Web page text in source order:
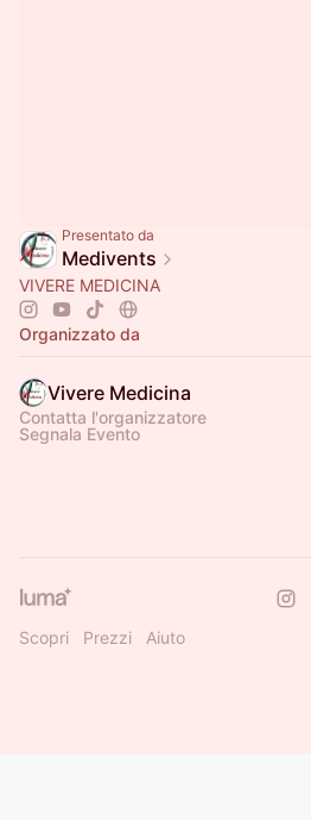
Presentato da
Medivents
VIVERE MEDICINA
Organizzato da
Vivere Medicina
Contatta l'organizzatore
Segnala Evento
Scopri Prezzi Aiuto